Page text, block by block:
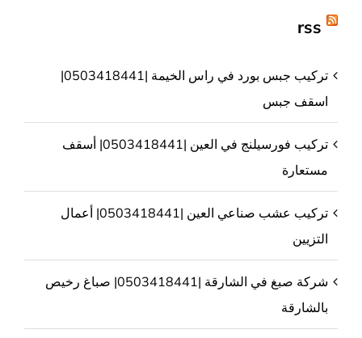
rss
تركيب جبس بورد في راس الخيمة |0503418441|
اسقف جبس
تركيب فورسيلنج في العين |0503418441| أسقف
مستعارة
تركيب عشب صناعي العين |0503418441| أعمال
التزيين
شركة صبغ في الشارقة |0503418441| صباغ رخيص
بالشارقة